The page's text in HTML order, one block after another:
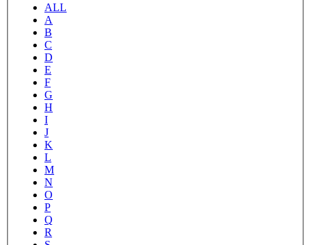
ALL
A
B
C
D
E
F
G
H
I
J
K
L
M
N
O
P
Q
R